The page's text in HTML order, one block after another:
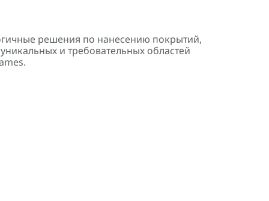
решения по нанесению покрытий,
и требовательных областей